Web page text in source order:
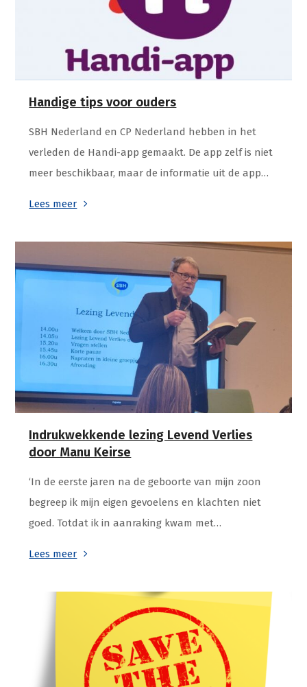
Handige tips voor ouders
SBH Nederland en CP Nederland hebben in het
verleden de Handi-app gemaakt. De app zelf is niet
meer beschikbaar, maar de informatie uit de app…
Lees meer
Indrukwekkende lezing Levend Verlies
door Manu Keirse
‘In de eerste jaren na de geboorte van mijn zoon
begreep ik mijn eigen gevoelens en klachten niet
goed. Totdat ik in aanraking kwam met…
Lees meer